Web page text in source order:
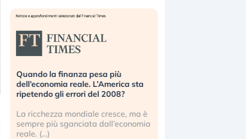
Quando la finanza pesa più
dell’economia reale. L’America sta
ripetendo gli errori del 2008?
La ricchezza mondiale cresce, ma è
sempre più sganciata dall’economia
reale. (…)